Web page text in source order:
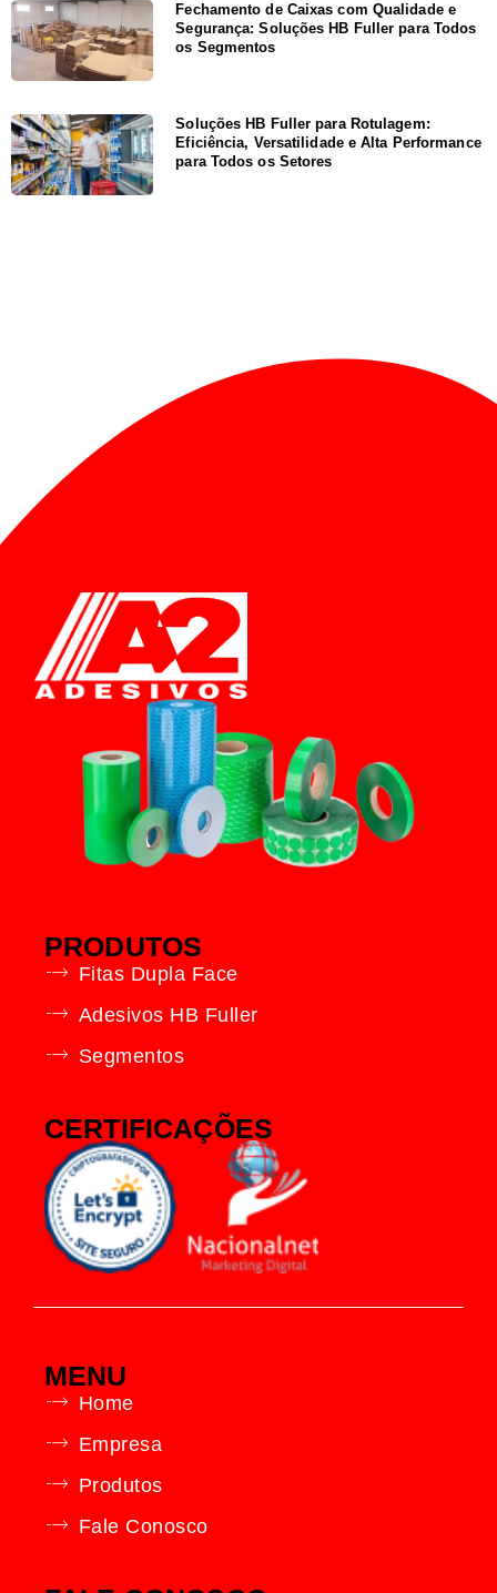
Fechamento de Caixas com Qualidade e
Segurança: Soluções HB Fuller para Todos
os Segmentos
Soluções HB Fuller para Rotulagem:
Eficiência, Versatilidade e Alta Performance
para Todos os Setores
PRODUTOS
Fitas Dupla Face
Adesivos HB Fuller
Segmentos
CERTIFICAÇÕES
MENU
Home
Empresa
Produtos
Fale Conosco